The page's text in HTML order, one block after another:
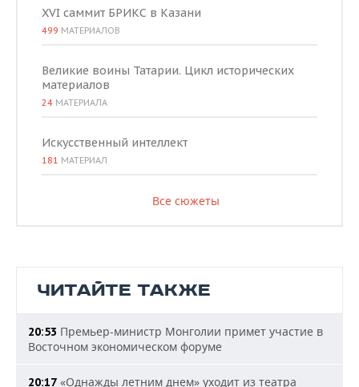
XVI саммит БРИКС в Казани
499 МАТЕРИАЛОВ
Великие воины Татарии. Цикл исторических
материалов
24 МАТЕРИАЛА
Искусственный интеллект
181 МАТЕРИАЛ
Все сюжеты
ЧИТАЙТЕ ТАКЖЕ
20:53 Премьер-министр Монголии примет участие в
Восточном экономическом форуме
20:17 «Однажды летним днем» уходит из театра